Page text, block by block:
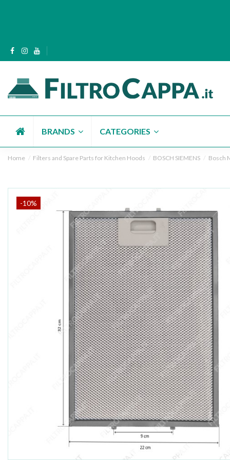
BRANDS CATEGORIES
Home Filters and Spare Parts for Kitchen Hoods BOSCH SIEMENS Bosch
-10%